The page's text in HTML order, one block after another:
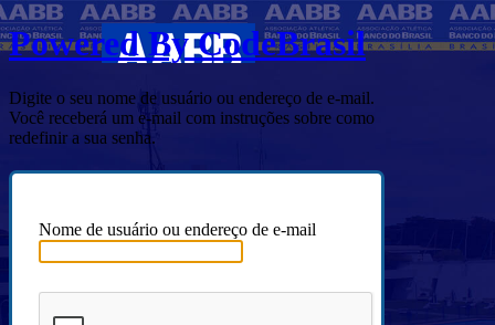
Powered By CodeBrasil
Digite o seu nome de usuário ou endereço de e-mail.
Você receberá um e-mail com instruções sobre como
redefinir a sua senha.
Nome de usuário ou endereço de e-mail